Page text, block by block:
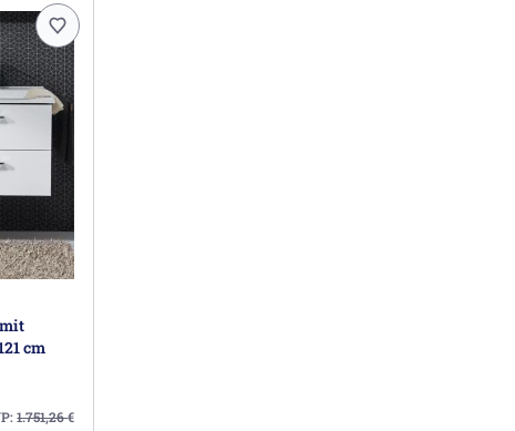
cm
1.751,26€